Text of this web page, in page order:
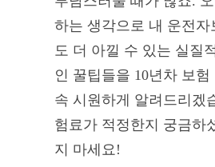
하는 생각으로 내 운전
도 더 아낄 수 있는 실질
인 꿀팁들을 10년차 보
속 시원하게 알려드리겠
험료가 적정한지 궁금하
지 마세요!